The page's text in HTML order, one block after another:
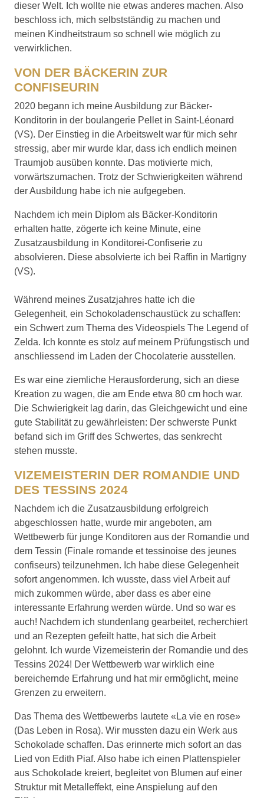
dieser Welt. Ich wollte nie etwas anderes machen. Also
beschloss ich, mich selbstständig zu machen und
meinen Kindheitstraum so schnell wie möglich zu
verwirklichen.
VON DER BÄCKERIN ZUR
CONFISEURIN
2020 begann ich meine Ausbildung zur Bäcker-
Konditorin in der boulangerie Pellet in Saint-Léonard
(VS). Der Einstieg in die Arbeitswelt war für mich sehr
stressig, aber mir wurde klar, dass ich endlich meinen
Traumjob ausüben konnte. Das motivierte mich,
vorwärtszumachen. Trotz der Schwierigkeiten während
der Ausbildung habe ich nie aufgegeben.
Nachdem ich mein Diplom als Bäcker-Konditorin
erhalten hatte, zögerte ich keine Minute, eine
Zusatzausbildung in Konditorei-Confiserie zu
absolvieren. Diese absolvierte ich bei Raffin in Martigny
(VS).
Während meines Zusatzjahres hatte ich die
Gelegenheit, ein Schokoladenschaustück zu schaffen:
ein Schwert zum Thema des Videospiels The Legend of
Zelda. Ich konnte es stolz auf meinem Prüfungstisch und
anschliessend im Laden der Chocolaterie ausstellen.
Es war eine ziemliche Herausforderung, sich an diese
Kreation zu wagen, die am Ende etwa 80 cm hoch war.
Die Schwierigkeit lag darin, das Gleichgewicht und eine
gute Stabilität zu gewährleisten: Der schwerste Punkt
befand sich im Griff des Schwertes, das senkrecht
stehen musste.
VIZEMEISTERIN DER ROMANDIE UND
DES TESSINS 2024
Nachdem ich die Zusatzausbildung erfolgreich
abgeschlossen hatte, wurde mir angeboten, am
Wettbewerb für junge Konditoren aus der Romandie und
dem Tessin (Finale romande et tessinoise des jeunes
confiseurs) teilzunehmen. Ich habe diese Gelegenheit
sofort angenommen. Ich wusste, dass viel Arbeit auf
mich zukommen würde, aber dass es aber eine
interessante Erfahrung werden würde. Und so war es
auch! Nachdem ich stundenlang gearbeitet, recherchiert
und an Rezepten gefeilt hatte, hat sich die Arbeit
gelohnt. Ich wurde Vizemeisterin der Romandie und des
Tessins 2024! Der Wettbewerb war wirklich eine
bereichernde Erfahrung und hat mir ermöglicht, meine
Grenzen zu erweitern.
Das Thema des Wettbewerbs lautete «La vie en rose»
(Das Leben in Rosa). Wir mussten dazu ein Werk aus
Schokolade schaffen. Das erinnerte mich sofort an das
Lied von Edith Piaf. Also habe ich einen Plattenspieler
aus Schokolade kreiert, begleitet von Blumen auf einer
Struktur mit Metalleffekt, eine Anspielung auf den